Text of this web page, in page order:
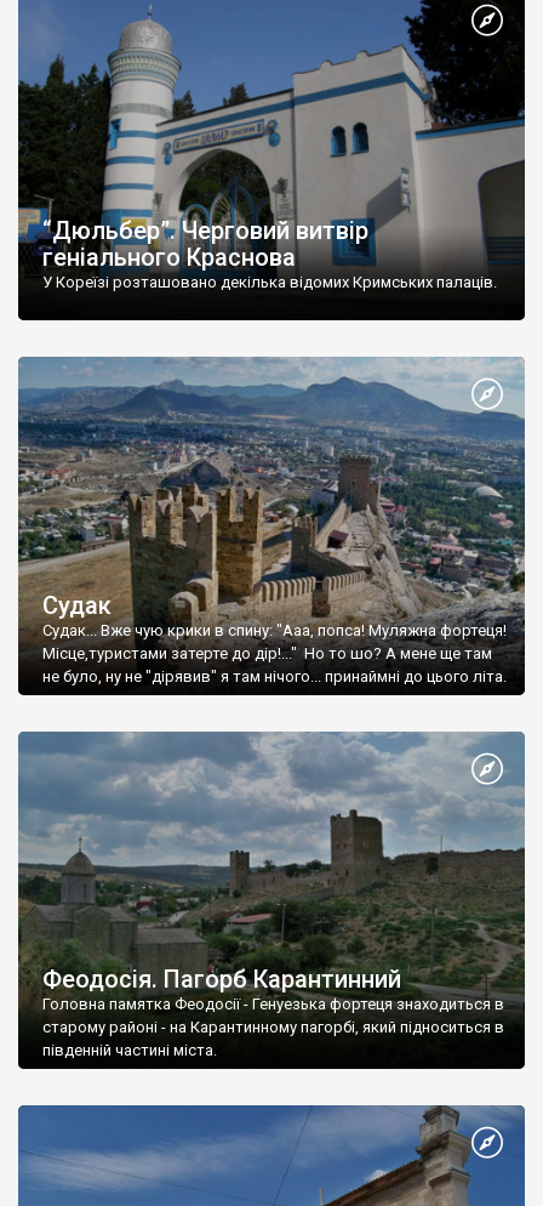
“Дюльбер”. Черговий витвір
геніального Краснова
У Кореїзі розташовано декілька відомих Кримських палаців.
Судак
Судак... Вже чую крики в спину: "Ааа, попса! Муляжна фортеця!
Місце,туристами затерте до дір!..." Но то шо? А мене ще там
не було, ну не "дірявив" я там нічого... принаймні до цього літа.
Феодосія. Пагорб Карантинний
Головна памятка Феодосії - Генуезька фортеця знаходиться в
старому районі - на Карантинному пагорбі, який підноситься в
південній частині міста.